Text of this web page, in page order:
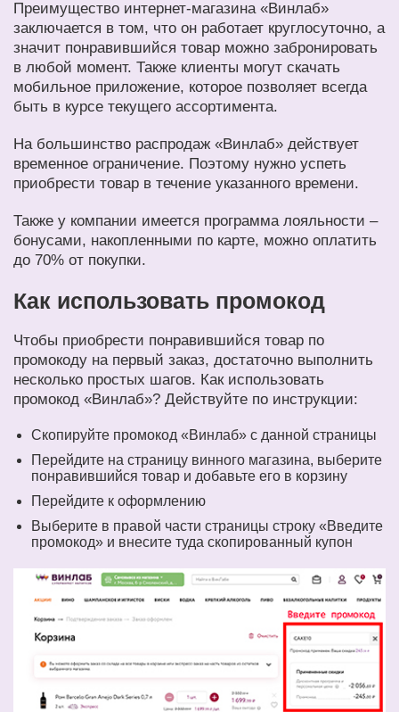
Преимущество интернет-магазина «Винлаб»
заключается в том, что он работает круглосуточно, а
значит понравившийся товар можно забронировать
в любой момент. Также клиенты могут скачать
мобильное приложение, которое позволяет всегда
быть в курсе текущего ассортимента.
На большинство распродаж «Винлаб» действует
временное ограничение. Поэтому нужно успеть
приобрести товар в течение указанного времени.
Также у компании имеется программа лояльности –
бонусами, накопленными по карте, можно оплатить
до 70% от покупки.
Как использовать промокод
Чтобы приобрести понравившийся товар по
промокоду на первый заказ, достаточно выполнить
несколько простых шагов. Как использовать
промокод «Винлаб»? Действуйте по инструкции:
Скопируйте промокод «Винлаб» с данной страницы
Перейдите на страницу винного магазина, выберите
понравившийся товар и добавьте его в корзину
Перейдите к оформлению
Выберите в правой части страницы строку «Введите
промокод» и внесите туда скопированный купон